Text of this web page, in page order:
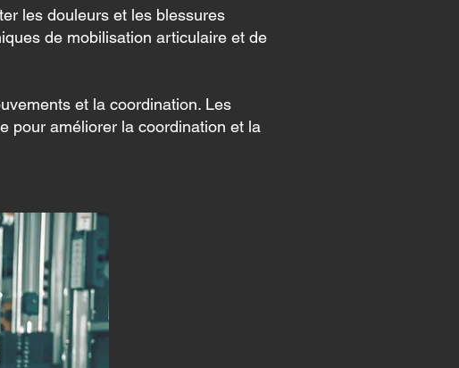
les douleurs et les blessures
de mobilisation articulaire et de
et la coordination. Les
pour améliorer la coordination et la